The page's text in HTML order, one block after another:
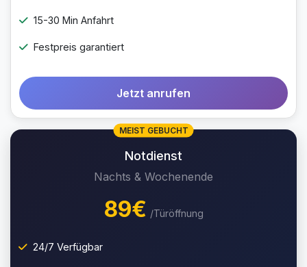
15-30 Min Anfahrt
Festpreis garantiert
Jetzt anrufen
MEIST GEBUCHT
Notdienst
Nachts & Wochenende
89€ /Türöffnung
24/7 Verfügbar